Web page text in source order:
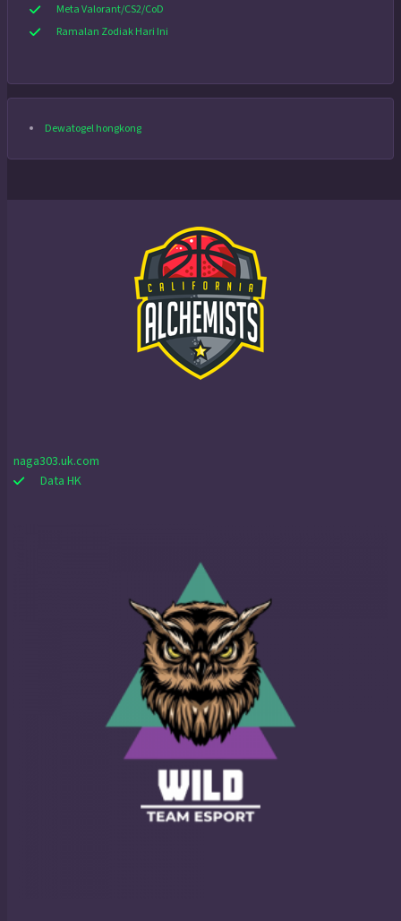
Meta Valorant/CS2/CoD
Ramalan Zodiak Hari Ini
Dewatogel hongkong
naga303.uk.com
Data HK